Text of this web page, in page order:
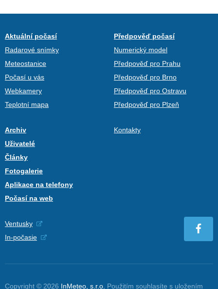
Aktuální počasí
Radarové snímky
Meteostanice
Počasí u vás
Webkamery
Teplotní mapa
Předpověď počasí
Numerický model
Předpověď pro Prahu
Předpověď pro Brno
Předpověď pro Ostravu
Předpověď pro Plzeň
Archiv
Uživatelé
Články
Fotogalerie
Aplikace na telefony
Počasí na web
Kontakty
Ventusky
In-počasie
Copyright © 2026 InMeteo, s.r.o. Použitím souhlasíte s uložením